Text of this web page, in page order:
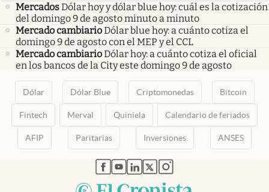
MercadosDólar hoy y dólar blue hoy: cuál es la cotización
del domingo 9 de agosto minuto a minuto
Mercado cambiarioDólar blue hoy: a cuánto cotiza el
domingo 9 de agosto con el MEP y el CCL
Mercado cambiarioDólar hoy: a cuánto cotiza el oficial
en los bancos de la City este domingo 9 de agosto
Dólar Dólar Blue Criptomonedas Bitcoin
Fintech Merval Quiniela Calendario de feriados
AFIP Paritarias Inversiones ANSES
abre en nueva pestaña
abre en nueva pestaña
abre en nueva pestaña
abre en nueva pestaña
abre en nueva pestaña